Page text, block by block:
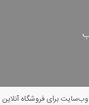
برای فروشگاه